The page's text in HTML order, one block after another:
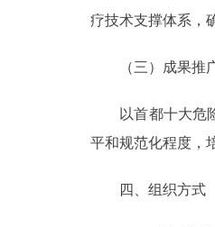
疗技术支撑体系，
（三）成果推广
以首都十大危险
平和规范化程度，
四、组织方式